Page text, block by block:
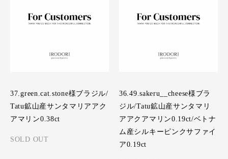
37.green.cat.stone様ブラジル/
Tatu鉱山産サンタマリアアク
アマリン0.38ct
SOLD OUT
36.49.sakeru__cheese様ブラ
ジル/Tatu鉱山産サンタマリ
アアクアマリン0.19ct/ベトナ
ム産シルキーピンクサファイ
ア0.19ct